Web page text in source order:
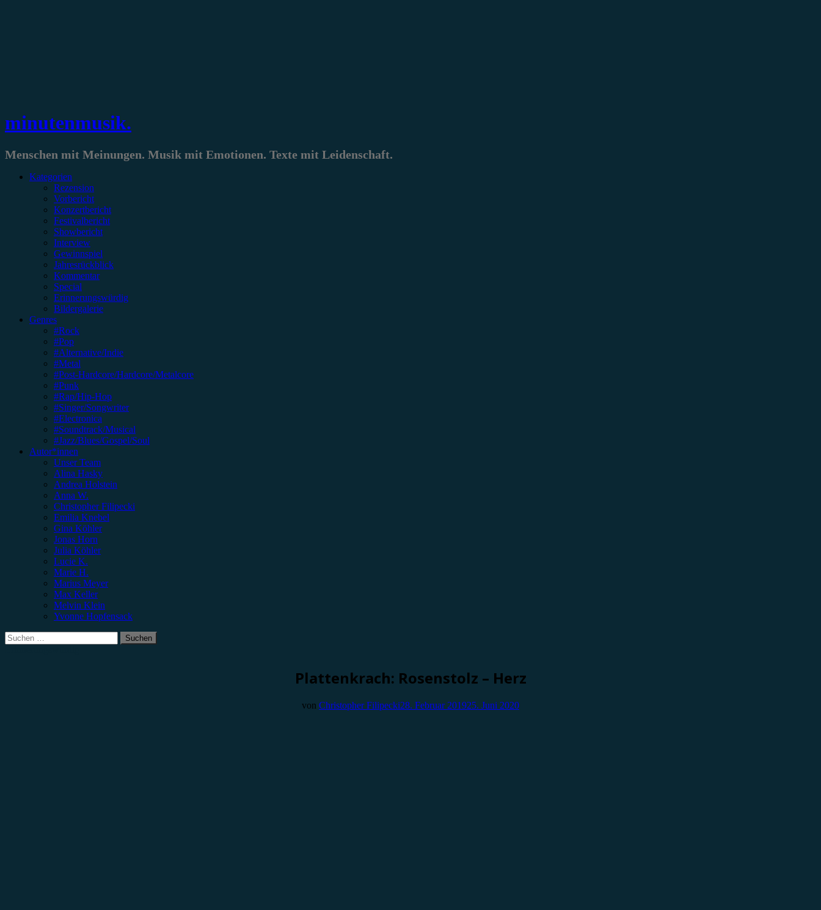
minutenmusik.
Menschen mit Meinungen. Musik mit Emotionen. Texte mit Leidenschaft.
Kategorien
Rezension
Vorbericht
Konzertbericht
Festivalbericht
Showbericht
Interview
Gewinnspiel
Jahresrückblick
Kommentar
Special
Erinnerungswürdig
Bildergalerie
Genres
#Rock
#Pop
#Alternative/Indie
#Metal
#Post-Hardcore/Hardcore/Metalcore
#Punk
#Rap/Hip-Hop
#Singer/Songwriter
#Electronica
#Soundtrack/Musical
#Jazz/Blues/Gospel/Soul
Autor*innen
Unser Team
Alina Hasky
Andrea Holstein
Anna W.
Christopher Filipecki
Emilia Knebel
Gina Köhler
Jonas Horn
Julia Köhler
Lucie K.
Marie H.
Marius Meyer
Max Keller
Melvin Klein
Yvonne Hopfensack
Suchen
nach:
Plattenkrach: Rosenstolz – Herz
von Christopher Filipecki28. Februar 201925. Juni 2020